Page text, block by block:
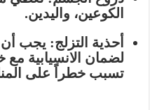
الكوعين، واليدين.
أحذية التزلج: يجب
لضمان الانسيابية
تسبب خطراً على